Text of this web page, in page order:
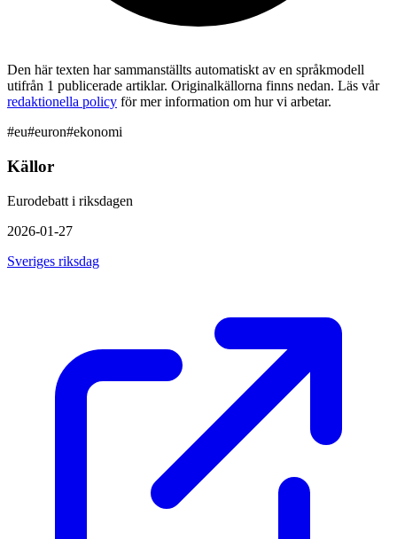
Den här texten har sammanställts automatiskt av en språkmodell
utifrån 1 publicerade artiklar. Originalkällorna finns nedan. Läs vår
redaktionella policy för mer information om hur vi arbetar.
#eu#euron#ekonomi
Källor
Eurodebatt i riksdagen
2026-01-27
Sveriges riksdag